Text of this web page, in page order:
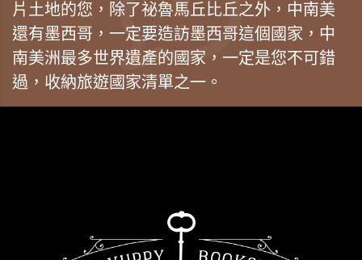
片土地的您，除了祕魯馬丘比丘之外，中南美
還有墨西哥，一定要造訪墨西哥這個國家，中
南美洲最多世界遺產的國家，一定是您不可錯
過，收納旅遊國家清單之一。